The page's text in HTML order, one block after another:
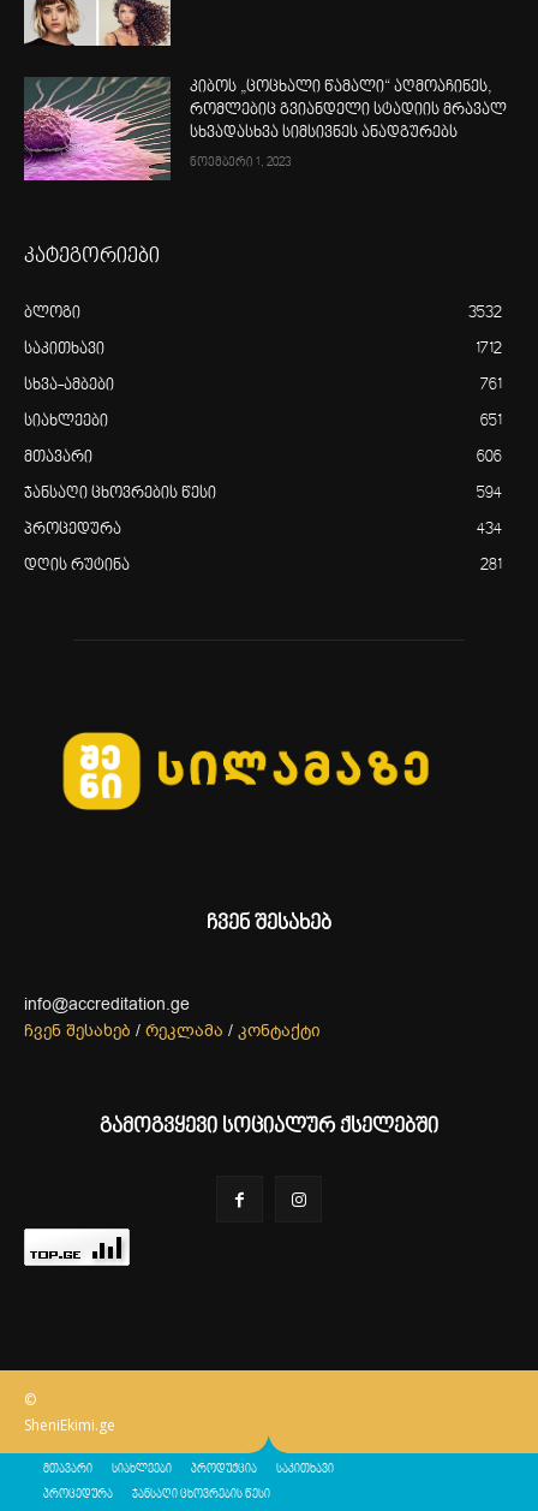
კიბოს „ცოცხალი წამალი“ აღმოაჩინეს,
რომლებიც გვიანდელი სტადიის მრავალ
სხვადასხვა სიმსივნეს ანადგურებს
ნოემბერი 1, 2023
კატეგორიები
ბლოგი 3532
საკითხავი 1712
სხვა-ამბები 761
სიახლეები 651
მთავარი 606
ჯანსაღი ცხოვრების წესი 594
პროცედურა 434
დღის რუტინა 281
ჩვენ შესახებ
info@accreditation.ge
ჩვენ შესახებ / რეკლამა / კონტაქტი
გამოგვყევი სოციალურ ქსელებში
©
SheniEkimi.ge
მთავარი სიახლეები პროდუქცია საკითხავი
პროცედურა ჯანსაღი ცხოვრების წესი